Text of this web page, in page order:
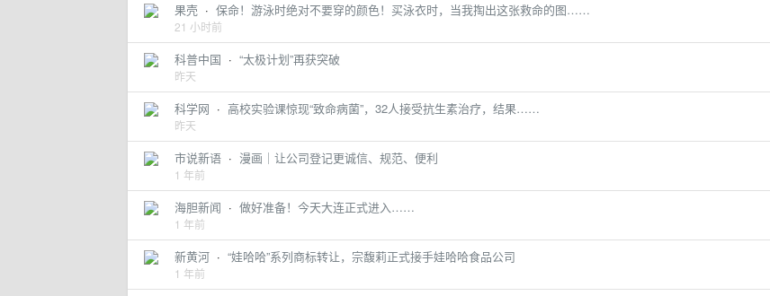
果壳 · 保命！游泳时绝对不要穿的颜色！买泳衣时，当我掏出这张救命的图……
21 小时前
科普中国 · “太极计划”再获突破
昨天
科学网 · 高校实验课惊现“致命病菌”，32人接受抗生素治疗，结果……
昨天
市说新语 · 漫画｜让公司登记更诚信、规范、便利
1 年前
海胆新闻 · 做好准备！今天大连正式进入……
1 年前
新黄河 · “娃哈哈”系列商标转让，宗馥莉正式接手娃哈哈食品公司
1 年前